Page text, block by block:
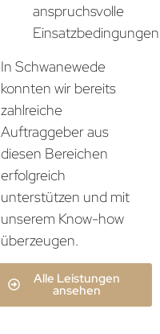
anspruchsvolle
In Schwanewede
konnten wir bereits
zahlreiche
Auftraggeber aus
diesen Bereichen
erfolgreich
unterstützen und mit
unserem Know-how
überzeugen.
Alle Leistungen
ansehen